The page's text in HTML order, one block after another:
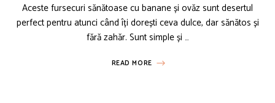
Aceste fursecuri sănătoase cu banane și ovăz sunt desertul
perfect pentru atunci când îți dorești ceva dulce, dar sănătos și
fără zahăr. Sunt simple și …
READ MORE